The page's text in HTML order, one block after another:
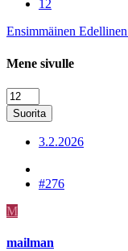
12
Ensimmäinen Edellinen
Mene sivulle
Suorita
3.2.2026
#276
M
mailman